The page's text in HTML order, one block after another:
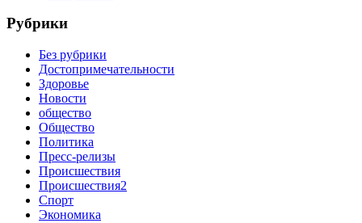
Рубрики
Без рубрики
Достопримечательности
Здоровье
Новости
общество
Общество
Политика
Пресс-релизы
Происшествия
Происшествия2
Спорт
Экономика